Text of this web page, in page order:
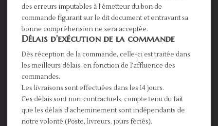
des erreurs imputables à l’émetteur du bon de
commande figurant sur le dit document et entravant sa
bonne compréhension ne sera acceptée.
Délais d’exécution de la commande
Dès réception de la commande, celle-ci est traitée dans
les meilleurs délais, en fonction de l’affluence des
commandes.
Les livraisons sont effectuées dans les 14 jours.
Ces délais sont non-contractuels, compte tenu du fait
que les délais d’acheminement sont indépendants de
notre volonté (Poste, livreurs, jours fériés).